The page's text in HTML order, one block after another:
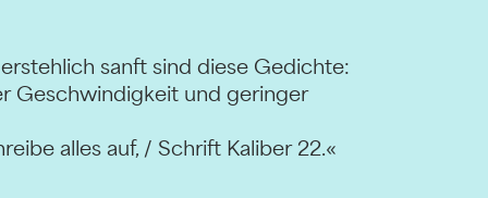
sanft sind diese Gedichte:
Geschwindigkeit und geringer
alles auf, / Schrift Kaliber 22.«